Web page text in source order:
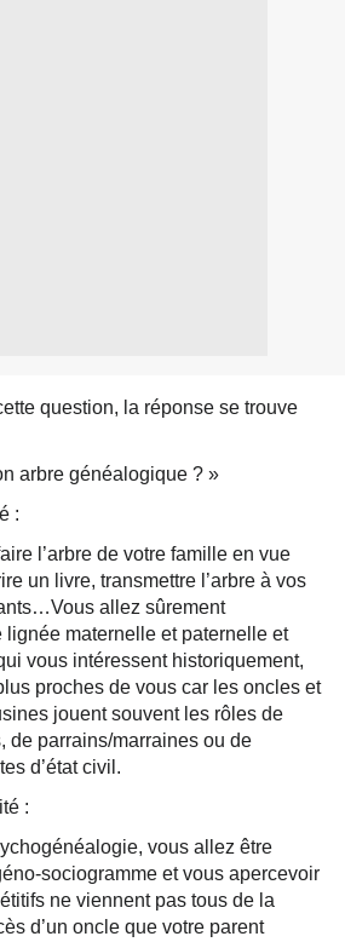
question, la réponse se trouve
arbre généalogique ? »
:
l’arbre de votre famille en vue
un livre, transmettre l’arbre à vos
allez sûrement
lignée maternelle et paternelle et
vous intéressent historiquement,
proches de vous car les oncles et
jouent souvent les rôles de
de parrains/marraines ou de
d’état civil.
:
vous allez être
sociogramme et vous apercevoir
ne viennent pas tous de la
d’un oncle que votre parent